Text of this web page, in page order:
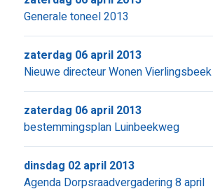
Generale toneel 2013
Nieuwe directeur Wonen Vierlingsbeek
zaterdag 06 april 2013
bestemmingsplan Luinbeekweg
zaterdag 06 april 2013
Agenda Dorpsraadvergadering 8 april
dinsdag 02 april 2013